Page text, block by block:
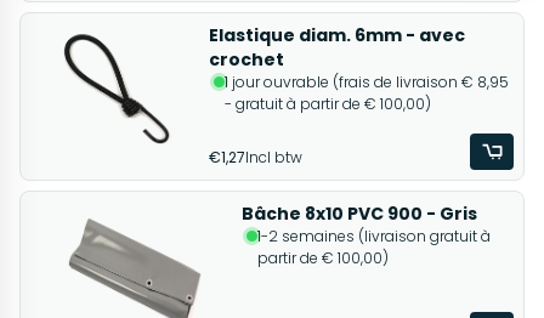
Elastique diam. 6mm - avec
crochet
1 jour ouvrable (frais de livraison € 8,95
- gratuit à partir de € 100,00)
€1,27Incl btw
Bâche 8x10 PVC 900 - Gris
1-2 semaines (livraison gratuit à
partir de € 100,00)